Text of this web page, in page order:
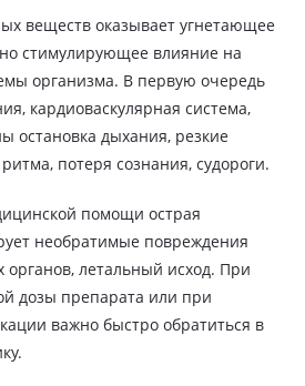
веществ оказывает угнетающее
стимулирующее влияние на
организма. В первую очередь
кардиоваскулярная система,
остановка дыхания, резкие
потеря сознания, судороги.
помощи острая
необратимые повреждения
органов, летальный исход. При
дозы препарата или при
важно быстро обратиться в